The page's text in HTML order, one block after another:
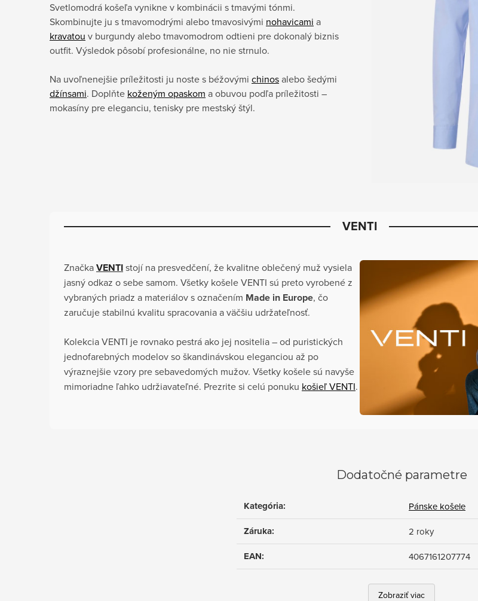
Svetlomodrá košeľa vynikne v kombinácii s tmavými tónmi.
Skombinujte ju s tmavomodrými alebo tmavosivými nohavicami a
kravatou v burgundy alebo tmavomodrom odtieni pre dokonalý biznis
outfit. Výsledok pôsobí profesionálne, no nie strnulo.
Na uvoľnenejšie príležitosti ju noste s béžovými chinosalebo šedými
džínsami. Doplňte koženým opaskom a obuvou podľa príležitosti –
mokasíny pre eleganciu, tenisky pre mestský štýl.
VENTI
ZnačkaVENTIstojí na presvedčení, že kvalitne oblečený muž vysiela
jasný odkaz o sebe samom. Všetky košele VENTI sú preto vyrobené z
vybraných priadz a materiálov s označením Made in Europe, čo
zaručuje stabilnú kvalitu spracovania a väčšiu udržateľnosť.
Kolekcia VENTI je rovnako pestrá ako jej nositelia – od puristických
jednofarebných modelov so škandinávskou eleganciou až po
výraznejšie vzory pre sebavedomých mužov. Všetky košele sú navyše
mimoriadne ľahko udržiavateľné. Prezrite si celú ponuku košieľ VENTI.
Dodatočné parametre
Kategória: Pánske košele
Záruka: 2 roky
EAN: 4067161207774
Zobraziť viac